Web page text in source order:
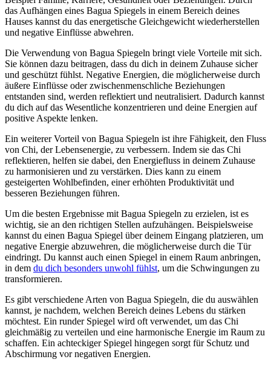
das Aufhängen eines Bagua Spiegels in⁤ einem Bereich⁣ deines
⁣Hauses kannst⁤ du das energetische⁣ Gleichgewicht wiederherstellen
und ⁢negative Einflüsse abwehren.
Die ‌Verwendung von ‍Bagua⁣ Spiegeln ‍bringt⁢ viele Vorteile mit sich.
Sie können ​dazu beitragen, dass du dich in deinem Zuhause ​sicher
und⁢ geschützt fühlst. Negative ⁣Energien,‍ die ⁣möglicherweise​ durch
äußere Einflüsse oder zwischenmenschliche Beziehungen
entstanden ⁤sind, werden reflektiert und⁤ neutralisiert. Dadurch⁣ kannst
du dich⁣ auf das‍ Wesentliche konzentrieren⁢ und deine Energien auf⁣
positive Aspekte lenken.
Ein weiterer Vorteil​ von Bagua Spiegeln ist ihre Fähigkeit, den‍ Fluss⁤
von Chi, der Lebensenergie, ‌zu verbessern. Indem​ sie das Chi
reflektieren, helfen sie dabei,​ den‍ Energiefluss in⁤ deinem⁤ Zuhause⁣
zu harmonisieren und zu verstärken. Dies kann zu einem
gesteigerten⁣ Wohlbefinden, einer erhöhten Produktivität⁣ und⁢
besseren Beziehungen​ führen.
Um die besten Ergebnisse mit Bagua Spiegeln zu erzielen, ist es
wichtig, sie an​ den richtigen ⁢Stellen aufzuhängen. Beispielsweise
kannst du einen Bagua Spiegel über deinem Eingang​ platzieren, um‌
negative ⁤Energie⁤ abzuwehren, die möglicherweise durch die Tür
eindringt. Du kannst auch einen Spiegel in​ einem Raum anbringen,⁢
in dem⁣ du dich ​besonders unwohl fühlst, um die Schwingungen zu ​
transformieren.
Es ‌gibt verschiedene​ Arten von Bagua Spiegeln, die‌ du auswählen
kannst, je nachdem, welchen Bereich deines Lebens du stärken
möchtest. Ein runder Spiegel⁣ wird oft verwendet, um das ⁢Chi
gleichmäßig ​zu verteilen und eine ‍harmonische​ Energie ⁢im ​Raum⁤ zu
schaffen. ‍Ein achteckiger Spiegel hingegen‌ sorgt ⁤für Schutz⁣ und
Abschirmung vor negativen Energien.